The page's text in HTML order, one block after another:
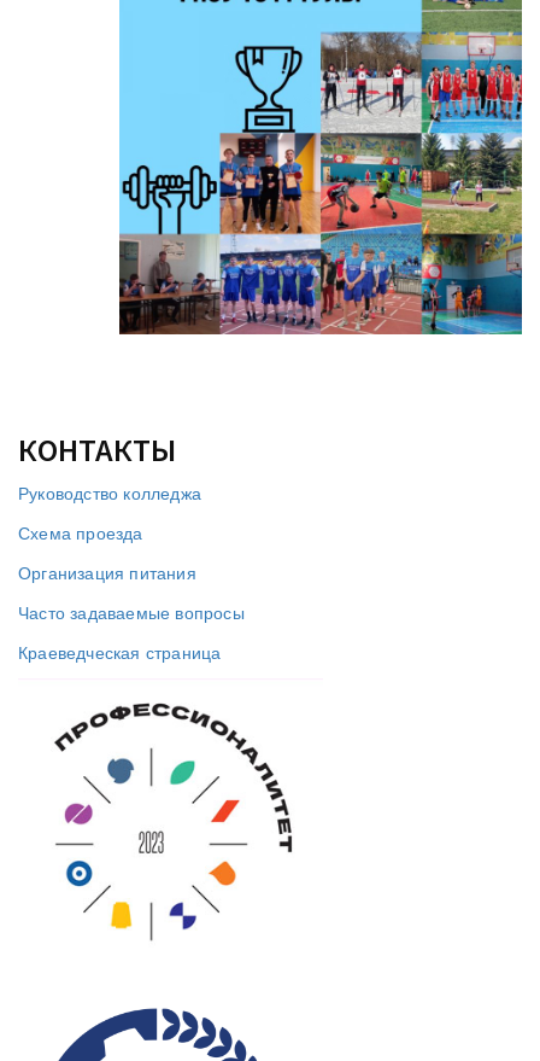
КОНТАКТЫ
Руководство колледжа
Схема проезда
Организация питания
Часто задаваемые вопросы
Краеведческая страница